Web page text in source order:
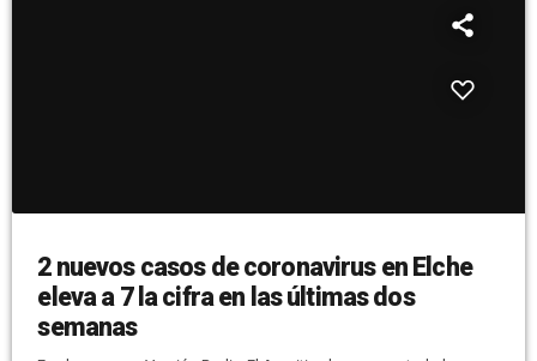
2 nuevos casos de coronavirus en Elche
eleva a 7 la cifra en las últimas dos
semanas